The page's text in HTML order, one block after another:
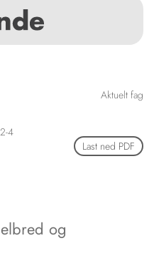
KONTAKT
Scientific articles
Publication and media
Aktuelt fag
4
Last ned PDF
og